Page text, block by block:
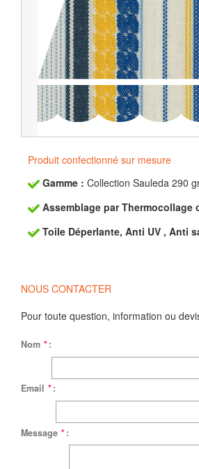
Produit confectionné sur mesure
Gamme : Collection Sauleda 290
Assemblage par Thermocollage
Toile Déperlante, Anti UV , Anti
NOUS CONTACTER
Pour toute question, information ou
Nom * :
Email * :
Message * :